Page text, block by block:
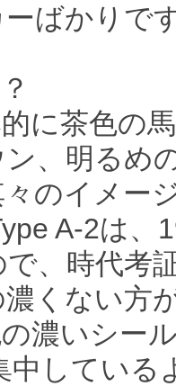
ばかりで
に茶色の
、明るめ
のイメー
A-2は、
、時代考
くない方
濃いシー
中してい